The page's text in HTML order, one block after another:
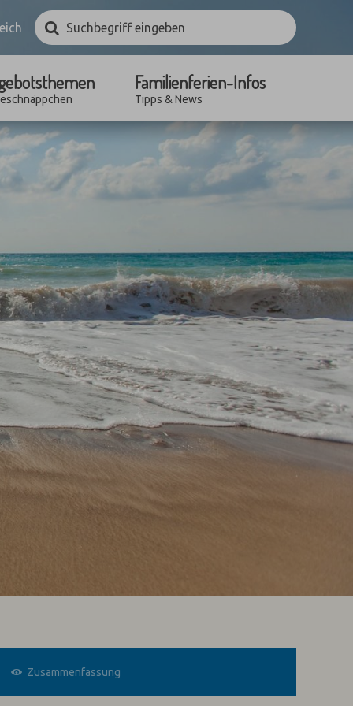
Suchbegriff
eingebenSuchen
Familienferien-Infos
Tipps & News
Zusammenfassung